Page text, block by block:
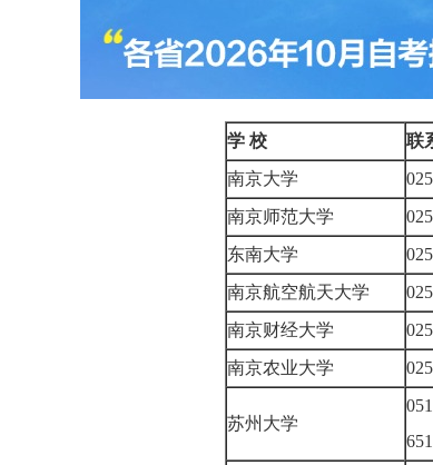
学 校 联
南京大学
南京师范大学
东南大学
南京航空航天大学
南京财经大学
南京农业大学
苏州大学